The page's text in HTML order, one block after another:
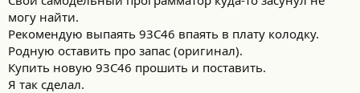
могу найти.
Рекомендую выпаять 93С46 впаять в плату колодку.
Родную оставить про запас (оригинал).
Купить новую 93С46 прошить и поставить.
Я так сделал.